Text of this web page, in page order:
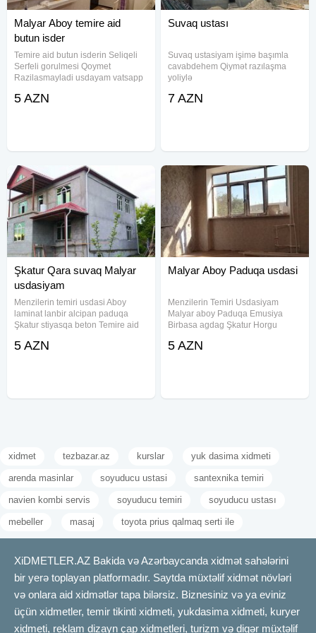
Malyar Aboy temire aid
butun isder
Temire aid butun isderin Seliqeli
Serfeli gorulmesi Qoymet
Razilasmayladi usdayam vatsapp
5 AZN
Suvaq ustası
Suvaq ustasiyam işimə başımla
cavabdehem Qiymət razılaşma
yoliylə
7 AZN
Şkatur Qara suvaq Malyar
usdasiyam
Menzilerin temiri usdasi Aboy
laminat lanbir alcipan paduqa
Şkatur stiyasqa beton Temire aid
Qiymet Razilasmayla Usdayam
5 AZN
Malyar Aboy Paduqa usdasi
Menzilerin Temiri Usdasiyam
Malyar aboy Paduqa Emusiya
Birbasa agdag Şkatur Horgu
Nemisdiye Qarsi İzalasiya
5 AZN
xidmet tezbazar.az kurslar yuk dasima xidmeti
arenda masinlar soyuducu ustasi santexnika temiri
navien kombi servis soyuducu temiri soyuducu ustası
mebeller masaj toyota prius qalmaq serti ile
XiDMETLER.AZ Bakida və Azərbaycanda xidmət sahələrini
bir yerə toplayan platformadır. Saytda müxtəlif xidmət növləri
və onlara aid xidmətlər tapa bilərsiz. Biznesiniz və ya eviniz
üçün xidmetler, temir tikinti xidmeti, yukdasima xidmeti, kuryer
xidmeti, reklam dizayn çap xidmetleri, turizm və digər müxtəlif